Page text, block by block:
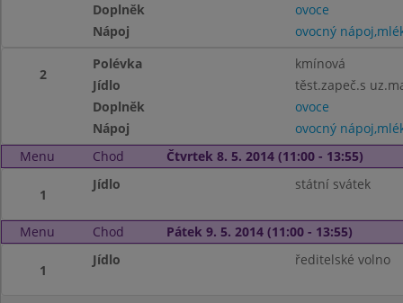
Doplněk
ovoce
Nápoj
ovocný
2
Polévka
kmínová
Jídlo
těst.zapeč.s
Doplněk
ovoce
Nápoj
ovocný
Menu
Chod Čtvrtek 8. 5. 2014 (11:00 - 13:55)
1
Jídlo státní svátek
Menu Chod Pátek 9. 5. 2014 (11:00 - 13:55)
1
Jídlo ředitelské volno